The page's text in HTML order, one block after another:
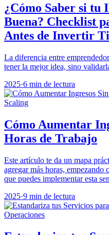
¿Cómo Saber si tu
Buena? Checklist
Antes de Invertir
La diferencia entre
tener la mejor idea, sino
2025·6 min de lectura
Scaling
Cómo Aumentar
Horas de Trabajo
Este artículo te da un mapa
agregar más horas, empezando
que puedes implementar esta
2025·9 min de lectura
Operaciones